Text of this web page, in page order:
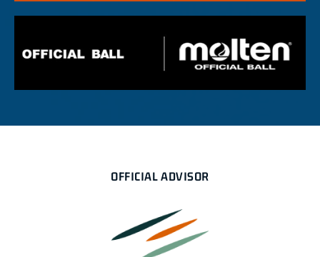
OFFICIAL ADVISOR